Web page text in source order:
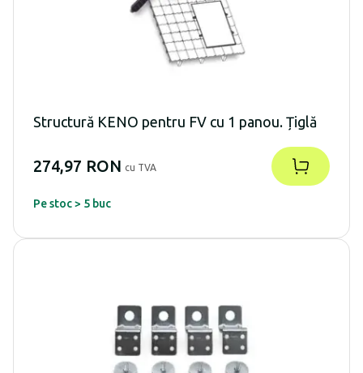
Structură KENO pentru FV cu 1 panou. Țiglă
274,97 RON cu TVA
Pe stoc > 5 buc